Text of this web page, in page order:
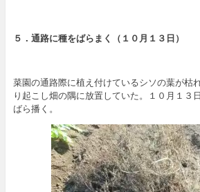
５．通路に種をばらまく（１０月１３日）
菜園の通路際に植え付けているシソの葉が枯
り起こし畑の隅に放置していた。１０月１３
ばら播く。